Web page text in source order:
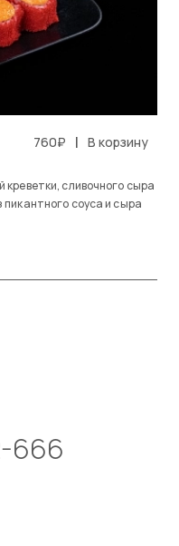
760₽ | В корзину
креветки, сливочного сыра
соуса и сыра
666